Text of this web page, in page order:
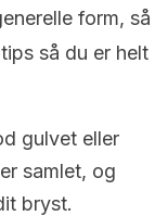
form, så
så du er helt
gulvet eller
samlet, og
bryst.